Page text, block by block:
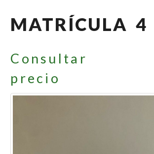
MATRÍCULA 4
Consultar
precio